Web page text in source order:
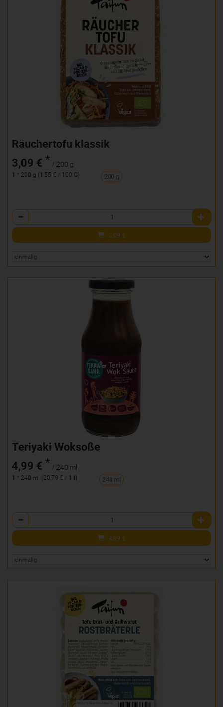
Räuchertofu klassik
3,09 € * / 200 g
1 * 200 g (1,55 € / 100 G) 200 g
Anzahl
3,09 €
Teriyaki Woksoße
4,99 € * / 240 ml
1 * 240 ml (20,79 € / 1 l) 240 ml
Anzahl
4,99 €